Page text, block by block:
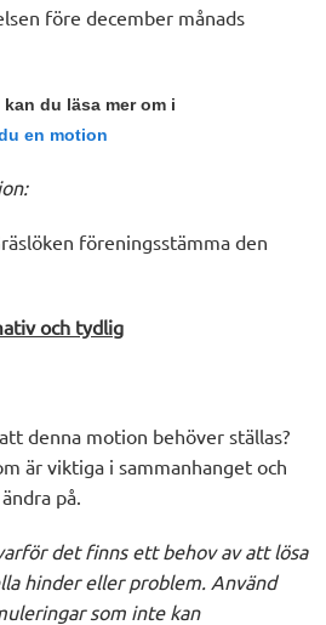
före december månads
du läsa mer om i
en motion
föreningsstämma den
och tydlig
denna motion behöver ställas?
är viktiga i sammanhanget och
på.
det finns ett behov av att lösa
hinder eller problem. Använd
som inte kan